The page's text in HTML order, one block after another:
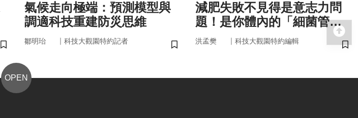
儲存書籤
氣候走向極端：預測模型與
調適科技重建防災思維
鄒明珆 ｜ 科技大觀園特約記者
儲存書籤
減肥失敗不見得是意志力問
題！是你體內的「細菌管
家」在幫你囤油
洪孟樊 ｜ 科技大觀園特約編輯
儲
OPEN